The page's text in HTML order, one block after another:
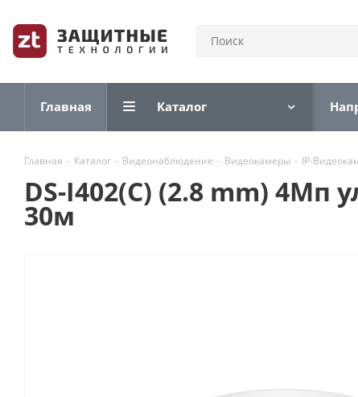
Главная Каталог
Главная - Каталог - Видеонаблюдение - Видеокамеры - IP-
DS-I402(C) (2.8 mm) 4Мп
30м